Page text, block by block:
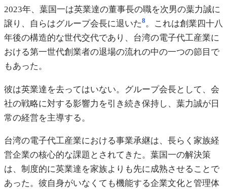
2023年、葉国一は英業達の董事長の職を次男の葉力誠に
譲り、自らはグループ会長に退いた8。これは創業四十八
年後の構造的な世代交代であり、台湾の電子代工産業に
おける第一世代創業者の退場の流れの中の一つの節目で
もあった。
彼は英業達を去ってはいない。グループ会長として、会
社の戦略に対する影響力を引き続き保持し、葉力誠が日
常の経営を主導する。
台湾の電子代工産業における事業承継は、長らく家族経
営企業の核心的な課題とされてきた。葉国一の解決策
は、制度的に英業達を家族よりも先に成熟させることで
あった。彼自身がいなくても機能する企業文化と管理体